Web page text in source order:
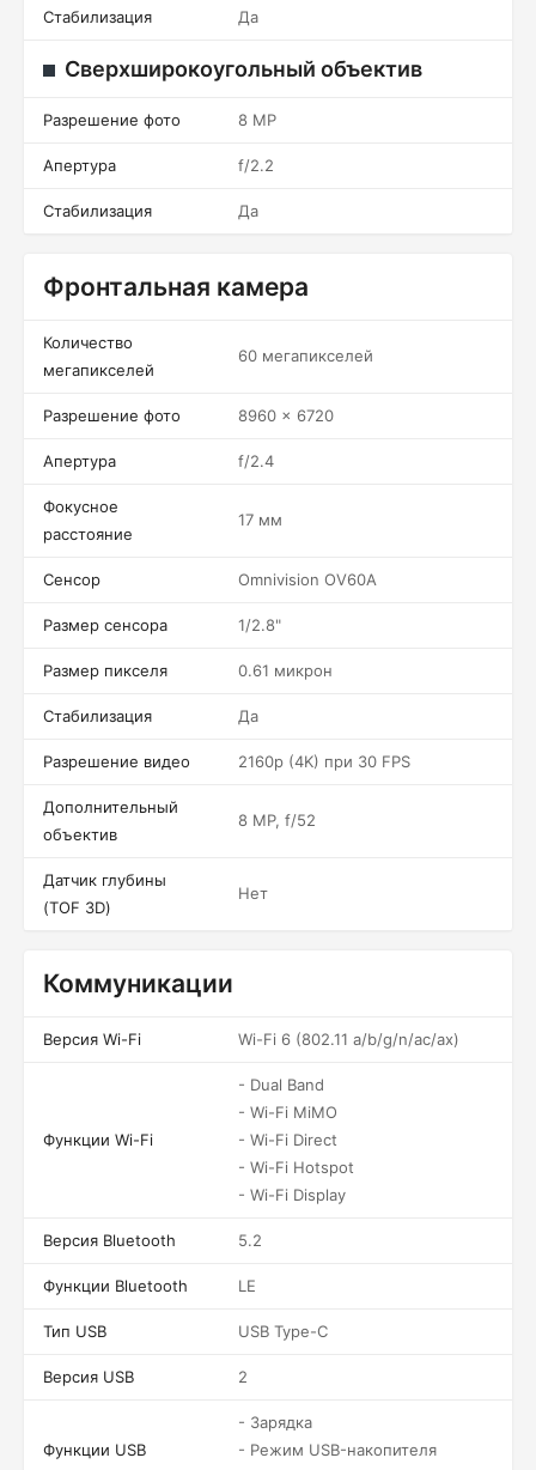
Стабилизация Да
Сверхширокоугольный объектив
Разрешение фото 8 MP
Апертура f/2.2
Стабилизация Да
Фронтальная камера
Количество
мегапикселей
60 мегапикселей
Разрешение фото 8960 x 6720
Апертура f/2.4
Фокусное
расстояние
17 мм
Сенсор Omnivision OV60A
Размер сенсора 1/2.8"
Размер пикселя 0.61 микрон
Стабилизация Да
Разрешение видео 2160p (4K) при 30 FPS
Дополнительный
объектив
8 MP, f/52
Датчик глубины
(TOF 3D)
Нет
Коммуникации
Версия Wi-Fi Wi-Fi 6 (802.11 a/b/g/n/ac/ax)
Функции Wi-Fi
- Dual Band
- Wi-Fi MiMO
- Wi-Fi Direct
- Wi-Fi Hotspot
- Wi-Fi Display
Версия Bluetooth 5.2
Функции Bluetooth LE
Тип USB USB Type-C
Версия USB 2
Функции USB
- Зарядка
- Режим USB-накопителя